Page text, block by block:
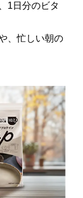
1日分のビタ
、忙しい朝の